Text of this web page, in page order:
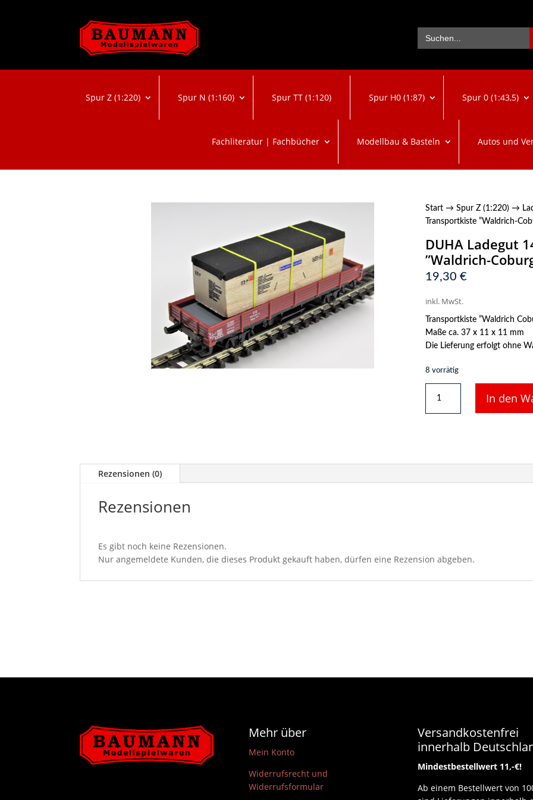
Search
for:
Spur Z (1:220) Spur N (1:160) Spur TT (1:120) Spur H0 (1:87) Spur 0 (1:43,5)
Fachliteratur | Fachbücher Modellbau & Basteln Autos und
Start→ Spur Z (1:220)→
Transportkiste ”Waldrich-
DUHA Ladegut
”Waldrich-
19,30 €
inkl. MwSt.
Transportkiste ”Waldrich
Maße ca. 37 x 11 x 11 mm
Die Lieferung erfolgt ohne
8 vorrätig
Ladegut
14494
Coburg”
Menge
In den
Rezensionen (0)
Rezensionen
Es gibt noch keine Rezensionen.
Nur angemeldete Kunden, die dieses Produkt gekauft haben, dürfen eine Rezension abgeben.
Mehr über
Mein Konto
Widerrufsrecht und
Widerrufsformular
Versandkostenfrei
innerhalb
Mindestbestellwert 11,-€!
Ab einem Bestellwert von